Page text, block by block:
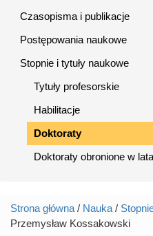
Czasopisma i publikacje
Postępowania naukowe
Stopnie i tytuły naukowe
Tytuły profesorskie
Habilitacje
Doktoraty
Doktoraty obronione w
Jesteś tutaj
Strona główna / Nauka /
Przemysław Kossakowski